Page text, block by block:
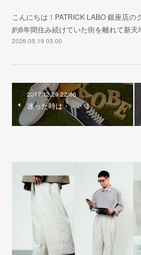
こんにちは！PATRICK LABO 銀座店の
約6年間住み続けていた街を離れて新
2026.05.19 03:00
2017.12.29 22:06
迷った時は・・・！